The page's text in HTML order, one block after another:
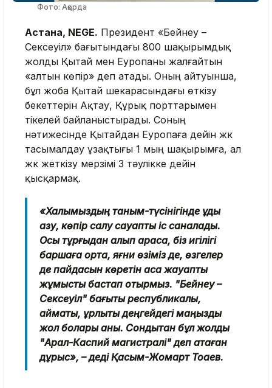
Фото: Ақорда
Астана, NEGE. Президент «Бейнеу –
Сексеуіл» бағытындағы 800 шақырымдық
жолды Қытай мен Еуропаны жалғайтын
«алтын көпір» деп атады. Оның айтуынша,
бұл жоба Қытай шекарасындағы өткізу
бекеттерін Ақтау, Құрық порттарымен
тікелей байланыстырады. Соның
нәтижесінде Қытайдан Еуропаға дейін жүк
тасымалдау ұзақтығы 1 мың шақырымға, ал
жүк жеткізу мерзімі 3 тәулікке дейін
қысқармақ.
«Халқымыздың таным-түсінігінде құдық
қазу, көпір салу сауапты іс саналады.
Осы тұрғыдан алып қарасақ, біз игілігі
баршаға ортақ, яғни өзіміз де, өзгелер
де пайдасын көретін аса жауапты
жұмысты бастап отырмыз. "Бейнеу –
Сексеуіл" бағыты республикалық,
аймақтық, құрлықтық деңгейдегі маңызды
жол болары анық. Сондықтан бұл жолды
"Арал-Каспий магистралі" деп атаған
дұрыс», – деді Қасым-Жомарт Тоқаев.